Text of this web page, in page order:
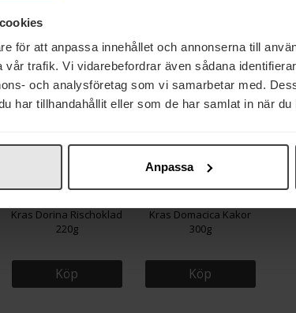
för att anpassa innehållet och annonserna till
trafik. Vi vidarebefordrar även sådana
och analysföretag som vi samarbetar med.
har tillhandahållit eller som de har samlat in när
Anpassa
Från samma
43 kr
Kras Dorina Rischoklad
220g
Köp
46 kr
Kras Domacica Kakor
300g
Köp